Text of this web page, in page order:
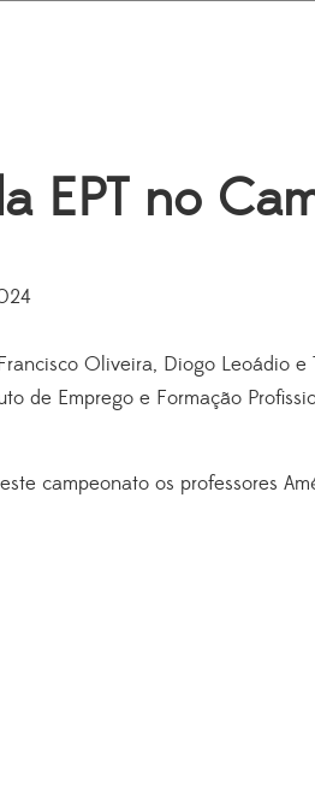
EPT no
Oliveira, Diogo Leoádio
de Emprego e Formação
campeonato os professores